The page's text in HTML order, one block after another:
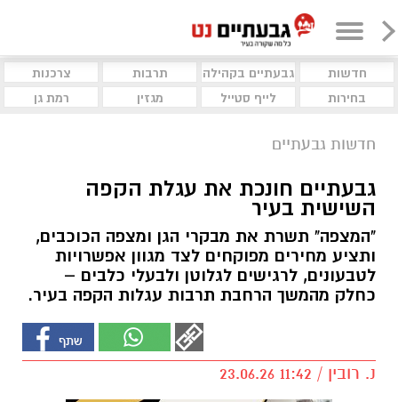
חדשות גבעתיים בקהילה תרבות
צרכנות
בחירות
לייף סטייל מגזין רמת גן
חדשות גבעתיים
גבעתיים חונכת את עגלת הקפה
השישית בעיר
"המצפה" תשרת את מבקרי הגן ומצפה הכוכבים,
ותציע מחירים מפוקחים לצד מגוון אפשרויות
לטבעונים, לרגישים לגלוטן ולבעלי כלבים –
כחלק מהמשך הרחבת תרבות עגלות הקפה בעיר.
נ. רובין / 11:42 23.06.26